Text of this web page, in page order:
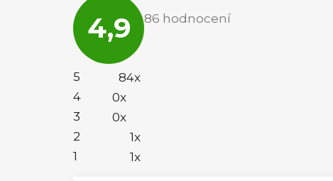
4,9
hodnocení
obchodu
je
86 hodnocení
5
84x
4
0x
3
0x
2
1x
1
1x